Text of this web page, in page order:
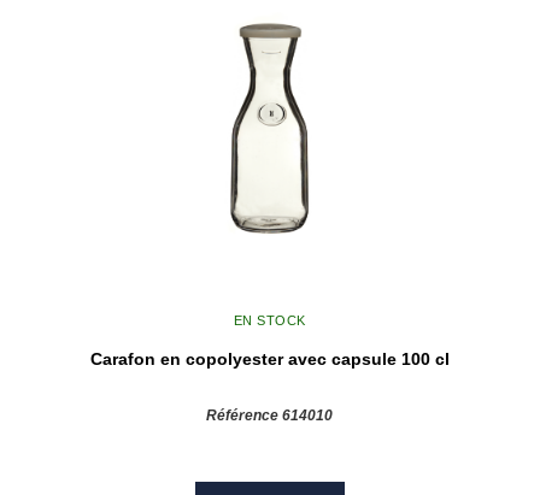
EN STOCK
Carafon en copolyester avec capsule 100 cl
Référence 614010